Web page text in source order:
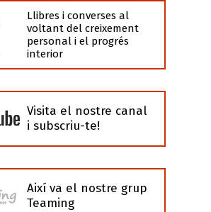
Llibres i converses al
voltant del creixement
personal i el progrés
interior
Visita el nostre canal
i subscriu-te!
Així va el nostre grup
Teaming